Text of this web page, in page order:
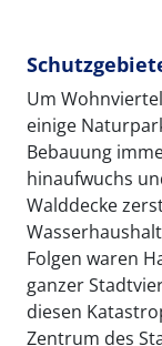
Um
einige
Bebauung
hinaufwuchs
Walddecke
Folgen waren
ganzer
diesen
Zentrum des